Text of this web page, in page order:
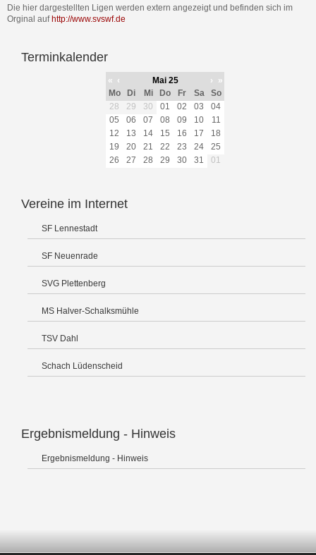
Die hier dargestellten Ligen werden extern angezeigt und befinden sich im
Orginal auf http://www.svswf.de
Terminkalender
« ‹ Mai 25 ›
»
Mo
Di Mi Do Fr Sa
So
28
29 30 01 02 03
04
05
06 07 08 09 10
11
12
13 14 15 16 17
18
19
20 21 22 23 24
25
26
27 28 29 30 31 01
Vereine im Internet
SF Lennestadt
SF Neuenrade
SVG Plettenberg
MS Halver-Schalksmühle
TSV Dahl
Schach Lüdenscheid
Ergebnismeldung - Hinweis
Ergebnismeldung - Hinweis